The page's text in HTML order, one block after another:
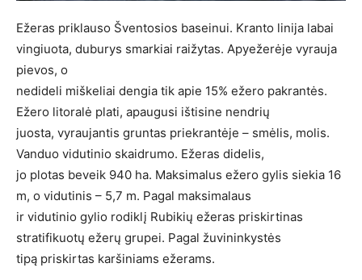
Ežeras priklauso Šventosios baseinui. Kranto linija labai
vingiuota, duburys smarkiai raižytas. Apyežerėje vyrauja
pievos, o
nedideli miškeliai dengia tik apie 15% ežero pakrantės.
Ežero litoralė plati, apaugusi ištisine nendrių
juosta, vyraujantis gruntas priekrantėje – smėlis, molis.
Vanduo vidutinio skaidrumo. Ežeras didelis,
jo plotas beveik 940 ha. Maksimalus ežero gylis siekia 16
m, o vidutinis – 5,7 m. Pagal maksimalaus
ir vidutinio gylio rodiklį Rubikių ežeras priskirtinas
stratifikuotų ežerų grupei. Pagal žuvininkystės
tipą priskirtas karšiniams ežerams.